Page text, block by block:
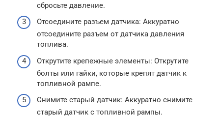
сбросьте давление.
Отсоедините разъем датчика: Аккуратно
отсоедините разъем от датчика давления
топлива.
Открутите крепежные элементы: Открутите
болты или гайки, которые крепят датчик к
топливной рампе.
Снимите старый датчик: Аккуратно снимите
старый датчик с топливной рампы.